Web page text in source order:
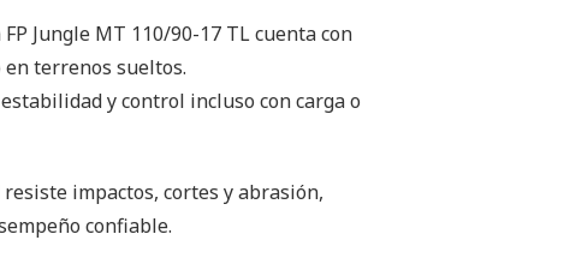
Jungle MT 110/90-17 TL cuenta con
terrenos sueltos.
y control incluso con carga o
impactos, cortes y abrasión,
confiable.